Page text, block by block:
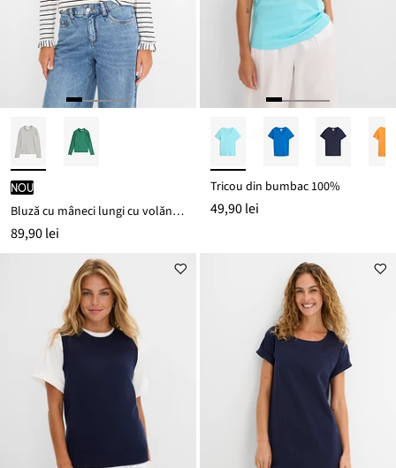
nou
Bluză cu mâneci lungi cu volănașe
89,90 lei
Tricou din bumbac 100%
49,90 lei